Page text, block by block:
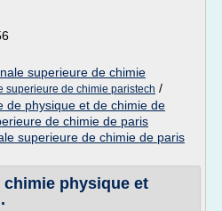
superieure de chimie
superieure de chimie paristech /
de physique et de chimie de
de chimie de paris
superieure de chimie de paris
chimie physique et